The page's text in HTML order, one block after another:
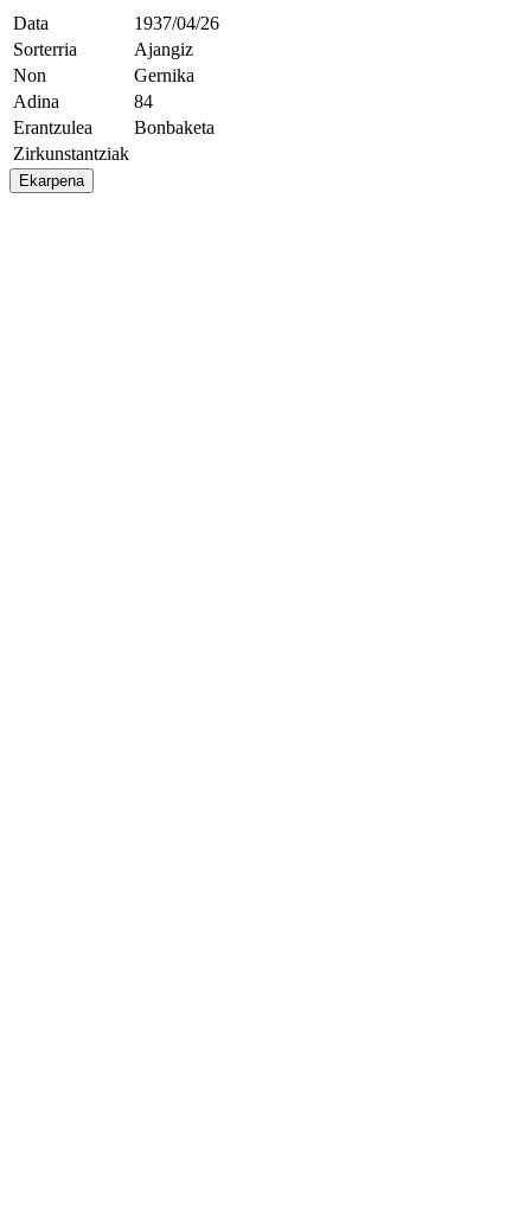
Data
1937/04/26
Sorterria
Ajangiz
Non
Gernika
Adina
84
Erantzulea
Bonbaketa
Zirkunstantziak